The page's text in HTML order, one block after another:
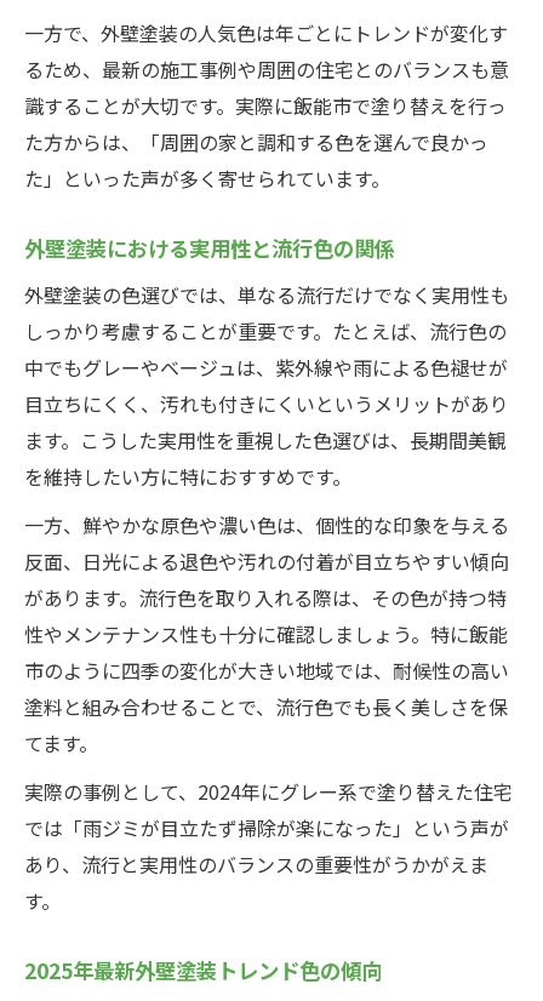
外壁塗装で周囲と差がつく配色の工夫
外壁塗装の色選びで美観を引き立てる方法
飯能市の外壁塗装で人気色が選ばれる理由
美観が長持ちする外壁塗装色のポイント
外壁塗装で美観維持に役立つ色選び
外壁塗装で長持ちする色の選び方ガイド
外壁塗装で汚れが目立たない色の選定法
外壁塗装の美観が持続する秘訣を解説
人気色と失敗しない外壁塗装選びの秘訣
外壁塗装で後悔しない人気色の選び方
外壁塗装の人気色と避けたい色の違い
外壁塗装で失敗を防ぐ色選びの基準
外壁塗装の人気色を活かす組み合わせ術
外壁塗装の人気色で満足度を高める方法
一方で、外壁塗装の人気色は年ごとにトレンドが変化す
るため、最新の施工事例や周囲の住宅とのバランスも意
識することが大切です。実際に飯能市で塗り替えを行っ
た方からは、「周囲の家と調和する色を選んで良かっ
た」といった声が多く寄せられています。
外壁塗装における実用性と流行色の関係
外壁塗装の色選びでは、単なる流行だけでなく実用性も
しっかり考慮することが重要です。たとえば、流行色の
中でもグレーやベージュは、紫外線や雨による色褪せが
目立ちにくく、汚れも付きにくいというメリットがあり
ます。こうした実用性を重視した色選びは、長期間美観
を維持したい方に特におすすめです。
一方、鮮やかな原色や濃い色は、個性的な印象を与える
反面、日光による退色や汚れの付着が目立ちやすい傾向
があります。流行色を取り入れる際は、その色が持つ特
性やメンテナンス性も十分に確認しましょう。特に飯能
市のように四季の変化が大きい地域では、耐候性の高い
塗料と組み合わせることで、流行色でも長く美しさを保
てます。
実際の事例として、2024年にグレー系で塗り替えた住宅
では「雨ジミが目立たず掃除が楽になった」という声が
あり、流行と実用性のバランスの重要性がうかがえま
す。
2025年最新外壁塗装トレンド色の傾向